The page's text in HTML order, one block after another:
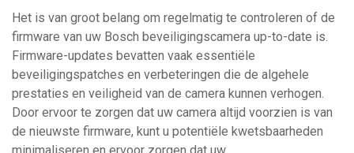
Het is van groot belang om regelmatig te controleren of de
firmware van uw Bosch beveiligingscamera up-to-date is.
Firmware-updates bevatten vaak essentiële
beveiligingspatches en verbeteringen die de algehele
prestaties en veiligheid van de camera kunnen verhogen.
Door ervoor te zorgen dat uw camera altijd voorzien is van
de nieuwste firmware, kunt u potentiële kwetsbaarheden